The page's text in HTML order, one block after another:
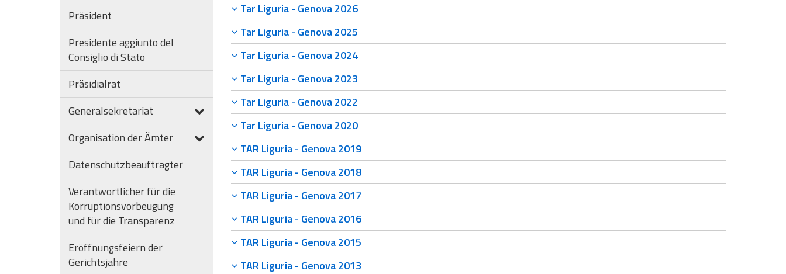
Präsident
Presidente aggiunto del
Consiglio di Stato
Präsidialrat
Generalsekretariat
Organisation der Ämter
Datenschutzbeauftragter
Verantwortlicher für die
Korruptionsvorbeugung
und für die Transparenz
Eröffnungsfeiern der
Gerichtsjahre
Tar Liguria - Genova 2026
Tar Liguria - Genova 2025
Tar Liguria - Genova 2024
Tar Liguria - Genova 2023
Tar Liguria - Genova 2022
Tar Liguria - Genova 2020
TAR Liguria - Genova 2019
TAR Liguria - Genova 2018
TAR Liguria - Genova 2017
TAR Liguria - Genova 2016
TAR Liguria - Genova 2015
TAR Liguria - Genova 2013